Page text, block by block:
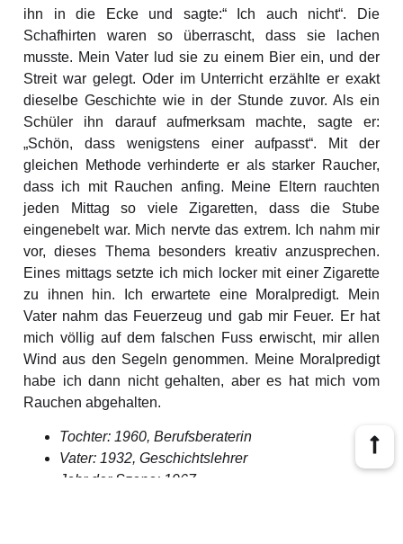
ihn in die Ecke und sagte:“ Ich auch nicht“. Die
Schafhirten waren so überrascht, dass sie lachen
musste. Mein Vater lud sie zu einem Bier ein, und der
Streit war gelegt. Oder im Unterricht erzählte er exakt
dieselbe Geschichte wie in der Stunde zuvor. Als ein
Schüler ihn darauf aufmerksam machte, sagte er:
„Schön, dass wenigstens einer aufpasst“. Mit der
gleichen Methode verhinderte er als starker Raucher,
dass ich mit Rauchen anfing. Meine Eltern rauchten
jeden Mittag so viele Zigaretten, dass die Stube
eingenebelt war. Mich nervte das extrem. Ich nahm mir
vor, dieses Thema besonders kreativ anzusprechen.
Eines mittags setzte ich mich locker mit einer Zigarette
zu ihnen hin. Ich erwartete eine Moralpredigt. Mein
Vater nahm das Feuerzeug und gab mir Feuer. Er hat
mich völlig auf dem falschen Fuss erwischt, mir allen
Wind aus den Segeln genommen. Meine Moralpredigt
habe ich dann nicht gehalten, aber es hat mich vom
Rauchen abgehalten.
Tochter: 1960, Berufsberaterin
Vater: 1932, Geschichtslehrer
Jahr der Szene: 1967